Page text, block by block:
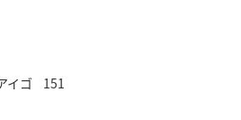
イゴ 151